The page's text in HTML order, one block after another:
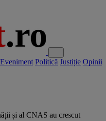
Eveniment Politică Justiție Opinii
și al CNAS au crescut